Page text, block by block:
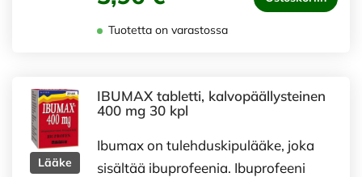
Tuotetta on varastossa
Lääke
IBUMAX tabletti, kalvopäällysteinen
400 mg 30 kpl
Ibumax on tulehduskipulääke, joka
sisältää ibuprofeenia. Ibuprofeeni